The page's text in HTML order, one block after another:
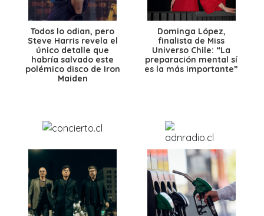
Todos lo odian, pero
Steve Harris revela el
único detalle que
habría salvado este
polémico disco de Iron
Maiden
Dominga López,
finalista de Miss
Universo Chile: “La
preparación mental sí
es la más importante”